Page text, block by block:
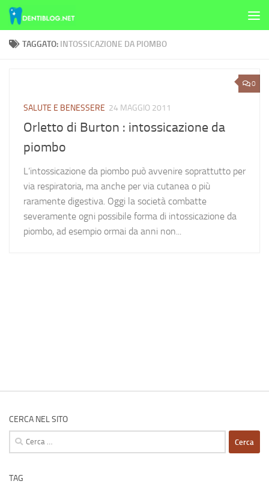
Skip to content
TAGGATO: INTOSSICAZIONE DA PIOMBO
0
SALUTE E BENESSERE 24 MAGGIO 2011
Orletto di Burton : intossicazione da
piombo
L’intossicazione da piombo può avvenire soprattutto per
via respiratoria, ma anche per via cutanea o più
raramente digestiva. Oggi la società combatte
severamente ogni possibile forma di intossicazione da
piombo, ad esempio ormai da anni non...
CERCA NEL SITO
Ricerca
per:
TAG